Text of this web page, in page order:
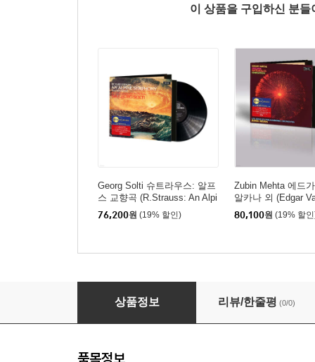
이 상품을 구입하신 분
Georg Solti 슈트라우스: 알프
스 교향곡 (R.Strauss: An Alpi
ne Symphony) [LP]
76,200원 (19% 할인)
Zubin Mehta 에드
알카나 외 (Edgar
ana, Integrales,
P]
80,100원 (19% 할
Seiji Ozawa 드보르작: 교향곡 9번 `신세계`
상품정보 리뷰/한줄평 (0/0)
품목정보